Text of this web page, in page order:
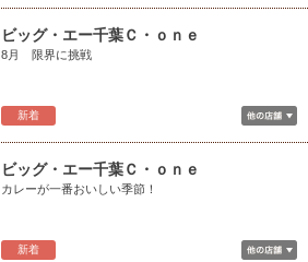
新着
ビッグ・エー千葉Ｃ・ｏｎｅ
8月 限界に挑戦
新着
ビッグ・エー千葉Ｃ・ｏｎｅ
カレーが一番おいしい季節！